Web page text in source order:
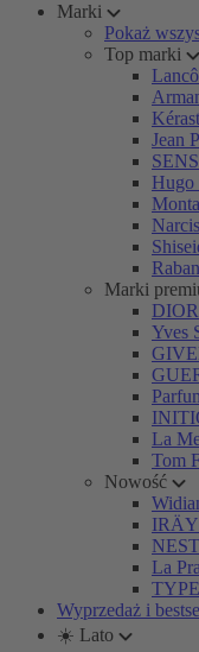
Marki
Pokaż
Top marki
Jean
Hugo
Marki
DIOR
Yves
La
Tom
Nowość
La
Wyprzedaż i
☀️ Lato